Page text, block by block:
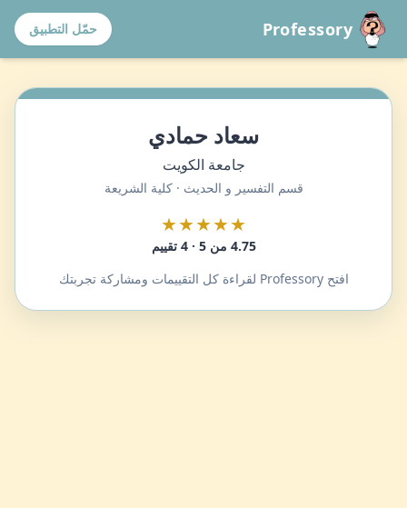
Professory حمّل التطبيق
سعاد حمادي
جامعة الكويت
قسم التفسير و الحديث · كلية الشريعة
★★★★★
4.75 من 5 · 4 تقييم
افتح Professory لقراءة كل التقييمات ومشاركة تجربتك